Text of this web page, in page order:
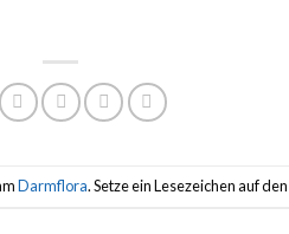
Darmflora. Setze ein Lesezeichen auf den